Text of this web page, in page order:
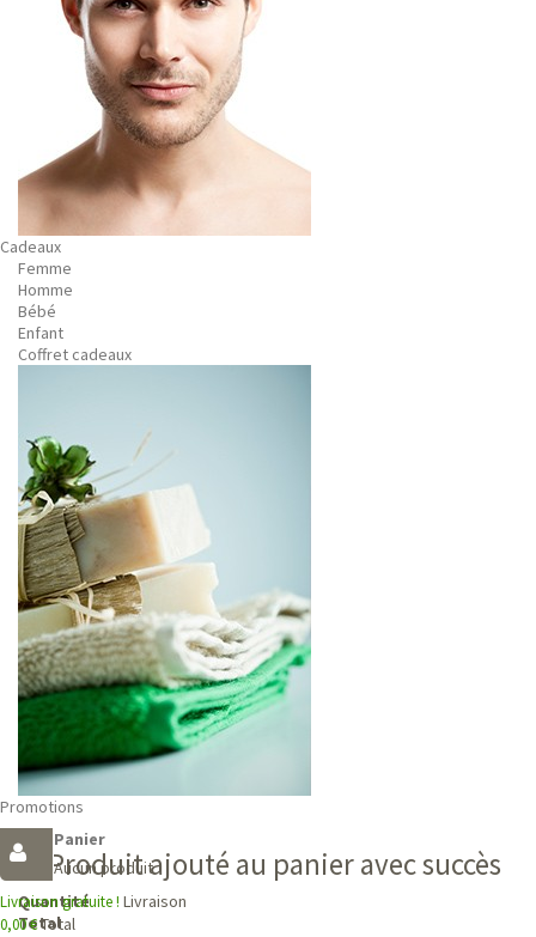
Cadeaux
Femme
Homme
Bébé
Enfant
Coffret cadeaux
Promotions
Panier
Aucun produit
Livraison gratuite ! Livraison
0,00 €Total
Produit ajouté au panier avec succès
Quantité
Total